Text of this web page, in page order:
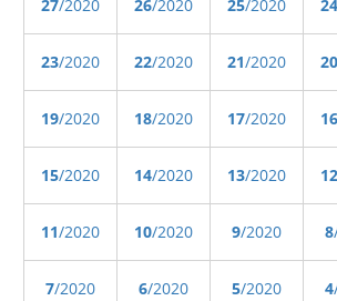
27/2020 26/2020 25/2020
23/2020 22/2020 21/2020
19/2020 18/2020 17/2020
15/2020 14/2020 13/2020
11/2020 10/2020 9/2020 8
7/2020 6/2020 5/2020 4